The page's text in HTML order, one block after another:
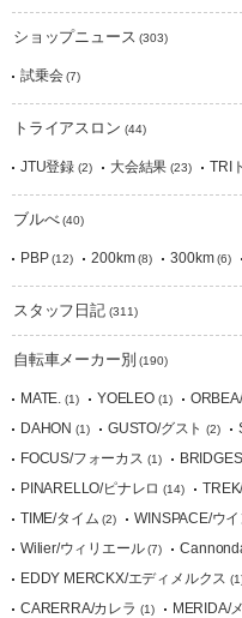
ショップニュース (303)
試乗会(7)
トライアスロン (44)
JTU登録 (2) 大会結果 (23) TRI
ブルべ(40)
PBP(12) 200km(8) 300km(6)
スタッフ日記(311)
自転車メーカー別 (190)
MATE. (1) YOELEO(1)
DAHON (1) GUSTO/グスト (2)
FOCUS/フォーカス (1)
PINARELLO/ピナレロ (14)
TIME/タイム (2) WINSPACE/ウ
Wilier/ウィリエール(7)
EDDY MERCKX/エディメルクス
CARERRA/カレラ (1) MERIDA/